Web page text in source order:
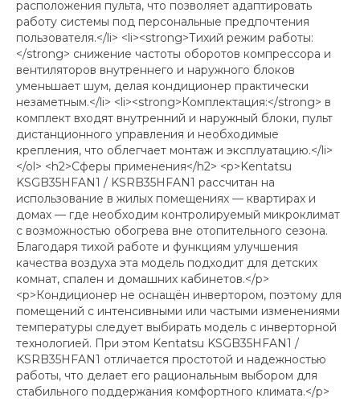
расположения пульта, что позволяет адаптировать
работу системы под персональные предпочтения
пользователя.</li> <li><strong>Тихий режим работы:
</strong> снижение частоты оборотов компрессора и
вентиляторов внутреннего и наружного блоков
уменьшает шум, делая кондиционер практически
незаметным.</li> <li><strong>Комплектация:</strong> в
комплект входят внутренний и наружный блоки, пульт
дистанционного управления и необходимые
крепления, что облегчает монтаж и эксплуатацию.</li>
</ol> <h2>Сферы применения</h2> <p>Kentatsu
KSGB35HFAN1 / KSRB35HFAN1 рассчитан на
использование в жилых помещениях — квартирах и
домах — где необходим контролируемый микроклимат
с возможностью обогрева вне отопительного сезона.
Благодаря тихой работе и функциям улучшения
качества воздуха эта модель подходит для детских
комнат, спален и домашних кабинетов.</p>
<p>Кондиционер не оснащён инвертором, поэтому для
помещений с интенсивными или частыми изменениями
температуры следует выбирать модель с инверторной
технологией. При этом Kentatsu KSGB35HFAN1 /
KSRB35HFAN1 отличается простотой и надежностью
работы, что делает его рациональным выбором для
стабильного поддержания комфортного климата.</p>